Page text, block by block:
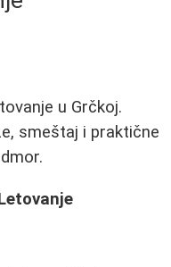
u Grčkoj.
smeštaj i praktične